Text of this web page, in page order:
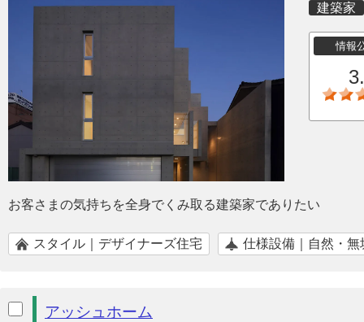
建築家
情報
お客さまの気持ちを全身でくみ取る建築家でありたい
スタイル｜デザイナーズ住宅 仕様設備｜自然・無
アッシュホーム